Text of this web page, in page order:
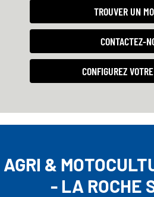
TROUVER UN
CONTACTEZ-
CONFIGUREZ
AGRI &
- LA ROCHE